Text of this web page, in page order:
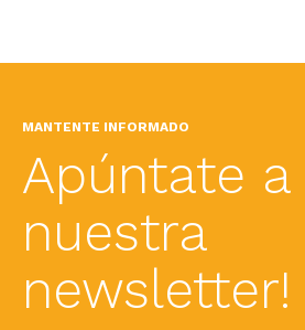
MANTENTE INFORMADO
Apúntate a
nuestra
newsletter!